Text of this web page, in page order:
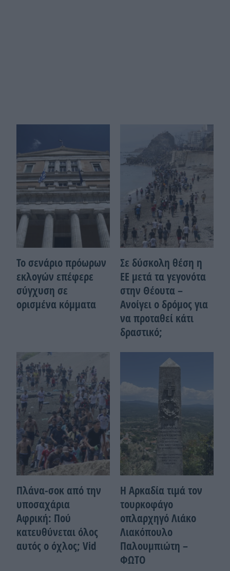
Το σενάριο πρόωρων
εκλογών επέφερε
σύγχυση σε
ορισμένα κόμματα
Σε δύσκολη θέση η
ΕΕ μετά τα γεγονότα
στην Θέουτα –
Ανοίγει ο δρόμος για
να προταθεί κάτι
δραστικό;
Πλάνα-σοκ από την
υποσαχάρια
Αφρική: Πού
κατευθύνεται όλος
αυτός ο όχλος; Vid
Η Αρκαδία τιμά τον
τουρκοφάγο
οπλαρχηγό Λιάκο
Λιακόπουλο
Παλουμπιώτη –
ΦΩΤΟ